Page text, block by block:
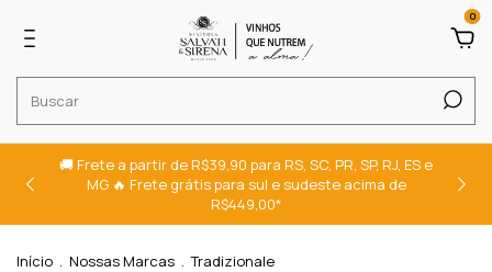
0
🚚 Frete a partir de R$39,90 para RS, SC, PR, SP, RJ, ES e
MG 🔥 Frete grátis para sul e sudeste acima de
R$449,00*
Início . Nossas Marcas . Tradizionale